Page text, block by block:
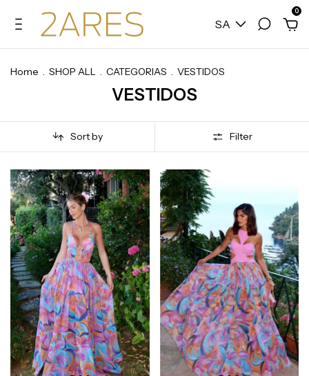
SA
0
Home . SHOP ALL . CATEGORIAS . VESTIDOS
VESTIDOS
Sort by Filter